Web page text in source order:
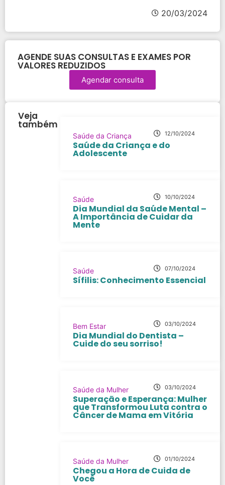
20/03/2024
AGENDE SUAS CONSULTAS E EXAMES POR
VALORES REDUZIDOS
Agendar consulta
Veja
também
Saúde da Criança 12/10/2024
Saúde da Criança e do
Adolescente
Saúde 10/10/2024
Dia Mundial da Saúde Mental –
A Importância de Cuidar da
Mente
Saúde 07/10/2024
Sífilis: Conhecimento Essencial
Bem Estar 03/10/2024
Dia Mundial do Dentista –
Cuide do seu sorriso!
Saúde da Mulher 03/10/2024
Superação e Esperança: Mulher
que Transformou Luta contra o
Câncer de Mama em Vitória
Saúde da Mulher 01/10/2024
Chegou a Hora de Cuida de
Você